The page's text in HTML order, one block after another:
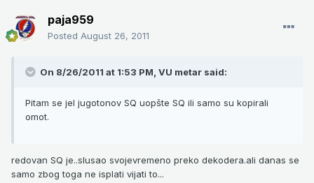
paja959
Posted August 26, 2011
On 8/26/2011 at 1:53 PM, VU metar said:
Pitam se jel jugotonov SQ uopšte SQ ili samo su kopirali
omot.
redovan SQ je..slusao svojevremeno preko dekodera.ali danas se
samo zbog toga ne isplati vijati to...